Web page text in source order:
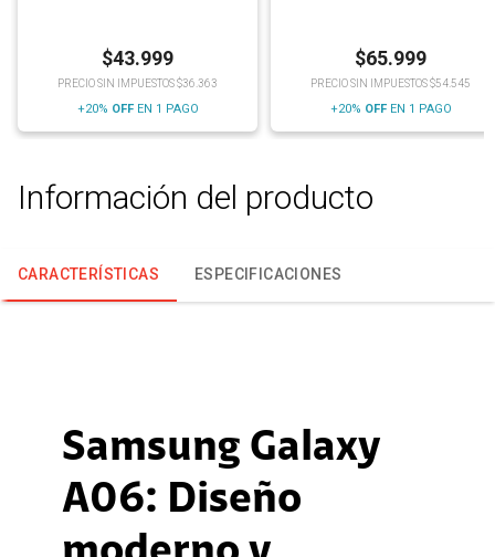
$43.999
PRECIO SIN IMPUESTOS $36.363
+20% OFFEN 1 PAGO
$65.999
PRECIO SIN IMPUESTOS $54.545
+20% OFFEN 1 PAGO
Información del producto
CARACTERÍSTICAS ESPECIFICACIONES
Samsung Galaxy
A06: Diseño